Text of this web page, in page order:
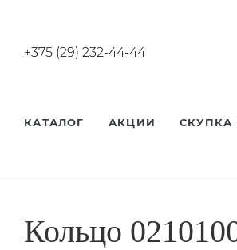
+375 (29) 232-44-44
КАТАЛОГ АКЦИИ СКУПКА
Кольцо